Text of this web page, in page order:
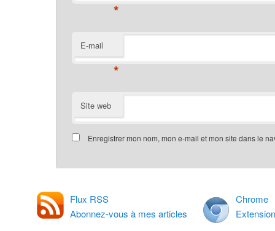
*
E-mail
*
Site web
Enregistrer mon nom, mon e-mail et mon site dans le
Flux RSS
Abonnez-vous à mes articles
Chrome